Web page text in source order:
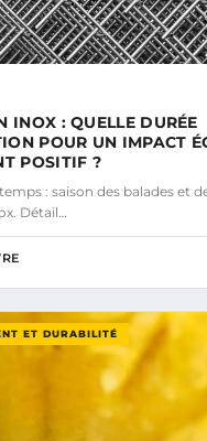
INOX : QUELLE DURÉE
POUR UN IMPACT
POSITIF ?
: saison des balades et
Détail…
ET DURABILITÉ